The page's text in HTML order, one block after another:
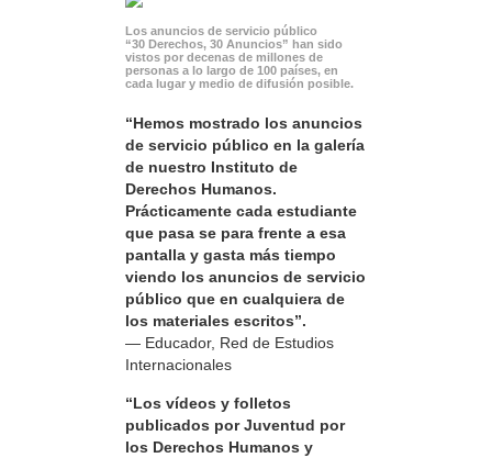
Los anuncios de servicio público
“30 Derechos, 30 Anuncios” han sido
vistos por decenas de millones de
personas a lo largo de 100 países, en
cada lugar y medio de difusión posible.
“Hemos mostrado los anuncios
de servicio público en la galería
de nuestro Instituto de
Derechos Humanos.
Prácticamente cada estudiante
que pasa se para frente a esa
pantalla y gasta más tiempo
viendo los anuncios de servicio
público que en cualquiera de
los materiales escritos”.
— Educador, Red de Estudios
Internacionales
“Los vídeos y folletos
publicados por Juventud por
los Derechos Humanos y